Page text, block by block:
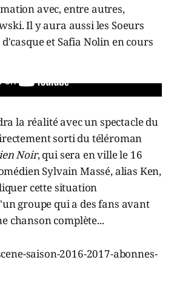
avec, entre autres,
Il y aura aussi les Soeurs
d'casque et Safia Nolin en cours
la réalité avec un spectacle du
sorti du téléroman
Noir, qui sera en ville le 16
Sylvain Massé, alias Ken,
cette situation
groupe qui a des fans avant
chanson complète...